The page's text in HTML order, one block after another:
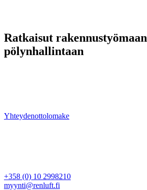
Ratkaisut rakennustyömaan
pölynhallintaan
Yhteydenottolomake
+358 (0) 10 2998210
myynti@renluft.fi